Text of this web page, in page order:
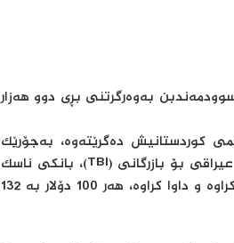
بەوەرگرتنی بڕی دوو هەزار
كوردستانیش دەگرێتەوە، بەجۆرێك
حاجیان دەتوانن سەردانی هەریەك لە بانكەكانی ڕەشید، رافیدەین، بانكی عیراقی بۆ بازرگانی (TBI)، بانكی ناسك
ئیسلامی، بانكی جیهان و كۆمپانیاكانی ئاڵوگۆڕی دراو لە پلەكانی (A-B) كراوە و داوا كراوە، هەر 100 دۆلار بە 132